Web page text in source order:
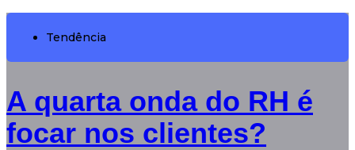
Tendência
A quarta onda do RH é
focar nos clientes?